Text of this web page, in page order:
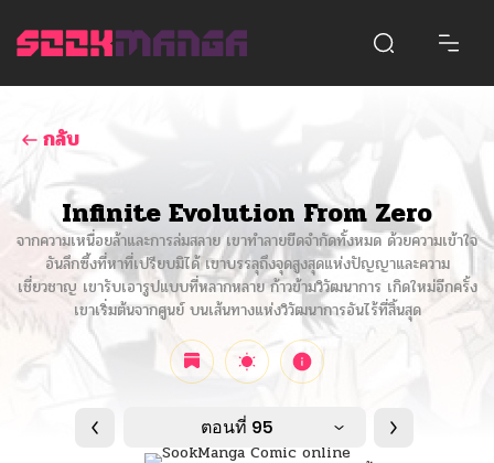
กลับ
Infinite Evolution From Zero
จากความเหนื่อยล้าและการล่มสลาย เขาทำลายขีดจำกัดทั้งหมด ด้วยความเข้าใจ
อันลึกซึ้งที่หาที่เปรียบมิได้ เขาบรรลุถึงจุดสูงสุดแห่งปัญญาและความ
เชี่ยวชาญ เขารับเอารูปแบบที่หลากหลาย ก้าวข้ามวิวัฒนาการ เกิดใหม่อีกครั้ง
เขาเริ่มต้นจากศูนย์ บนเส้นทางแห่งวิวัฒนาการอันไร้ที่สิ้นสุด
ตอนที่ 95